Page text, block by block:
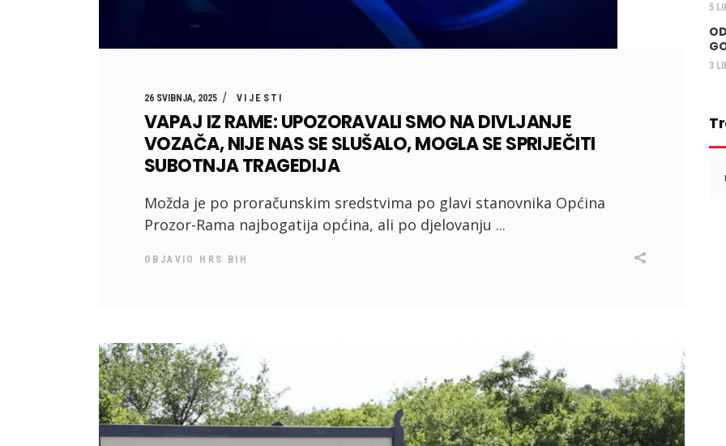
26 SVIBNJA, 2025 VIJESTI
VAPAJ IZ RAME: UPOZORAVALI SMO NA DIVLJANJE
VOZAČA, NIJE NAS SE SLUŠALO, MOGLA SE SPRIJEČITI
SUBOTNJA TRAGEDIJA
Možda je po proračunskim sredstvima po glavi stanovnika Općina
Prozor-Rama najbogatija općina, ali po djelovanju
OBJAVIO HRS BIH
5
3